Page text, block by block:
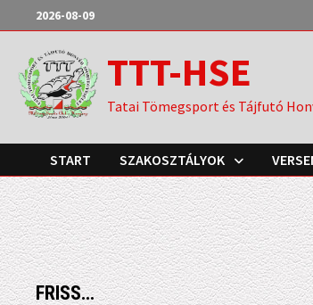
to
content
2026-08-09
TTT-HSE
Tatai Tömegsport és Tájfutó
START SZAKOSZTÁLYOK
FRISS…